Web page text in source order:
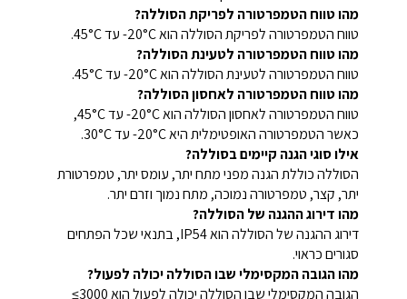
מהו טווח הטמפרטורה לפריקת הסוללה?
טווח הטמפרטורה לפריקת הסוללה הוא ‎-20°C‎ עד ‎45°C‎.
מהו טווח הטמפרטורה לטעינת הסוללה?
טווח הטמפרטורה לטעינת הסוללה הוא ‎-20°C‎ עד ‎45°C‎.
מהו טווח הטמפרטורה לאחסון הסוללה?
טווח הטמפרטורה לאחסון הסוללה הוא ‎-20°C‎ עד ‎45°C‎,
כאשר הטמפרטורה האופטימלית היא ‎-20°C‎ עד ‎30°C‎.
אילו סוגי הגנה קיימים בסוללה?
הסוללה כוללת הגנה מפני מתח יתר, עומס יתר, טמפרטורת
יתר, קצר, טמפרטורה נמוכה, מתח נמוך וזרם יתר.
מהו דירוג ההגנה של הסוללה?
דירוג ההגנה של הסוללה הוא ‎IP54‎, בתנאי שכל הפתחים
סגורים כראוי.
מהו הגובה המקסימלי שבו הסוללה יכולה לפעול?
הגובה המקסימלי שבו הסוללה יכולה לפעול הוא ‎≤3000‎